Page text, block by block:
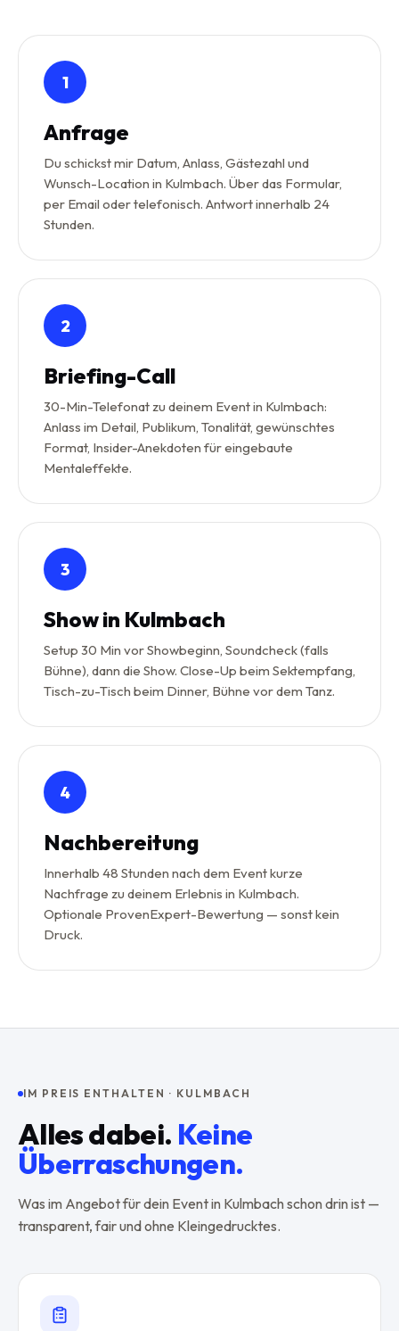
1
Anfrage
Du schickst mir Datum, Anlass, Gästezahl und
Wunsch-Location in Kulmbach. Über das Formular,
per Email oder telefonisch. Antwort innerhalb 24
Stunden.
2
Briefing-Call
30-Min-Telefonat zu deinem Event in Kulmbach:
Anlass im Detail, Publikum, Tonalität, gewünschtes
Format, Insider-Anekdoten für eingebaute
Mentaleffekte.
3
Show in Kulmbach
Setup 30 Min vor Showbeginn, Soundcheck (falls
Bühne), dann die Show. Close-Up beim Sektempfang,
Tisch-zu-Tisch beim Dinner, Bühne vor dem Tanz.
4
Nachbereitung
Innerhalb 48 Stunden nach dem Event kurze
Nachfrage zu deinem Erlebnis in Kulmbach.
Optionale ProvenExpert-Bewertung — sonst kein
Druck.
IM PREIS ENTHALTEN · KULMBACH
Alles dabei. Keine
Überraschungen.
Was im Angebot für dein Event in Kulmbachschon drin ist —
transparent, fair und ohne Kleingedrucktes.